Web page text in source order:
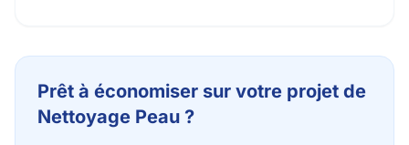
Prêt à économiser sur votre projet de
Nettoyage Peau ?